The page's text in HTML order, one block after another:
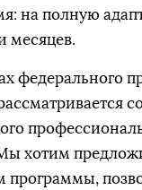
на полную
месяцев.
федерального
хотим
программы,